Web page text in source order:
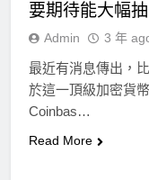
要期待能大幅抽
Admin 3 年
最近有消息傳出，
於這一頂級加密貨
Coinbas…
Read More